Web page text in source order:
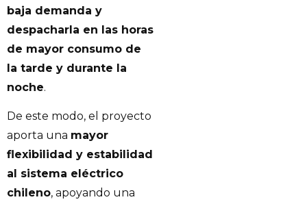
baja demanda y
despacharla en las horas
de mayor consumo de
la tarde y durante la
noche.
De este modo, el proyecto
aporta una mayor
flexibilidad y estabilidad
al sistema eléctrico
chileno, apoyando una